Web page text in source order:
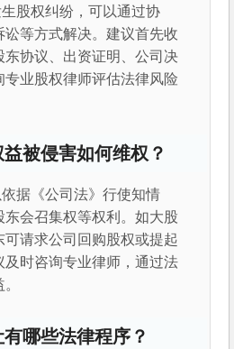
股权纠纷，可以通过协
等方式解决。建议首先收
协议、出资证明、公司决
业股权律师评估法律风险
被侵害如何维权？
据《公司法》行使知情
会召集权等权利。如大股
请求公司回购股权或提起
及时咨询专业律师，通过法
哪些法律程序？